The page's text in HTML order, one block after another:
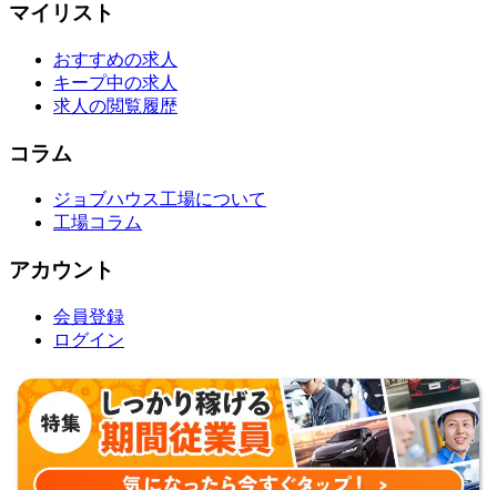
マイリスト
おすすめの求人
キープ中の求人
求人の閲覧履歴
コラム
ジョブハウス工場について
工場コラム
アカウント
会員登録
ログイン